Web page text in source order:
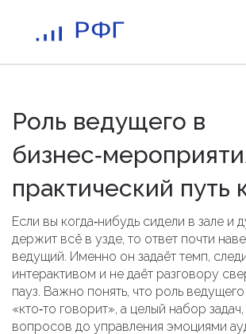
Роль ведущего в
практический путь
Если вы когда‑нибудь сидели в зале и
держит всё в узде, то ответ почти
ведущий. Именно он задаёт темп,
интерактивом и не даёт разговору
пауз. Важно понять, что роль
«кто‑то говорит», а целый набор
вопросов до управления эмоциями